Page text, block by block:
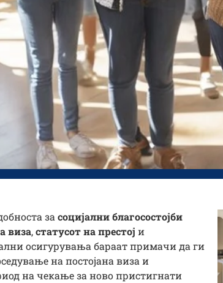
засоцијални благосостојби
виза,статусот на престој и
осигурувања бараат примачи да ги
на постојана виза и
на чекање за ново пристигнати